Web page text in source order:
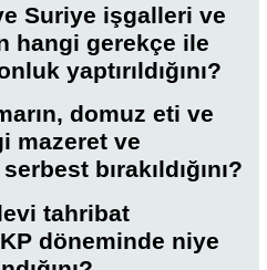
Suriye işgalleri ve
hangi gerekçe ile
yaptırıldığını?
domuz eti ve
mazeret ve
bırakıldığını?
tahribat
döneminde niye